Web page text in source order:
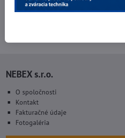
NEBEX s.r.o.
O spoločnosti
Kontakt
Fakturačné údaje
Fotogaléria